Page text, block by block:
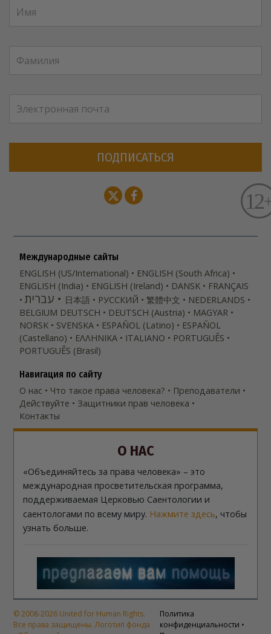
ПОДПИСАТЬСЯ
Международные сайты
ENGLISH (US/International)
ENGLISH (South Africa)
ENGLISH (India)
ENGLISH (Ireland) DANSK FRANÇAIS
עברית 日本語 РУССКИЙ 繁體中文
NEDERLANDS
BELGIUM DEUTSCH DEUTSCH (Austria)
MAGYAR
NORSK
SVENSKA ESPAÑOL (Latino)
ESPAÑOL
(Castellano)
ΕΛΛΗΝΙΚA ITALIANO
PORTUGUÊS
PORTUGUÊS (Brasil)‎
Навигация по сайту
О нас
Что такое права человека?
Преподаватели
Действуйте
Защитники прав человека
Контакты
О НАС
«Объединяйтесь за права человека» – это
международная просветительская программа,
поддерживаемая Церковью Саентологии и
саентологами по всему миру. Нажмите здесь, чтобы
узнать больше.
© 2008-2026 United for Human Rights.
Все права защищены. Логотип фонда
Политика
конфиденциальности •